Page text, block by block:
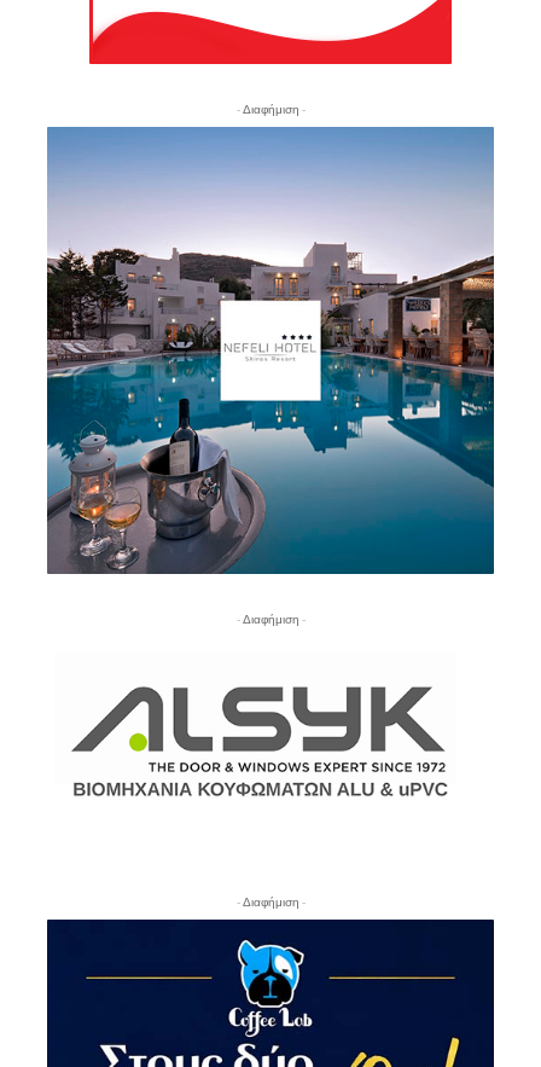
- Διαφήμιση -
- Διαφήμιση -
- Διαφήμιση -